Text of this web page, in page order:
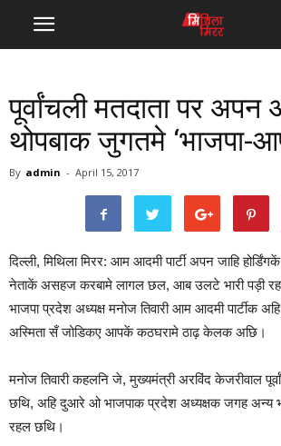
पूर्वांचली मतदाता पर अपन
थोपबाक जुगतमे ‘भाजपा-
By admin - April 15, 2017
दिल्ली, मिथिला मिरर: आम आदमी पार्टी अपन जाहि
नेताकें असहज करबामे लागल छल, आब उलटे भारी पड़ी
भाजपा प्रदेश अध्यक्ष मनोज तिवारी आम आदमी पार्टीक
अस्मिता सँ जोडिकए आपकें कठघरामे ठाढ़ केलक अछि।
मनोज तिवारी कहलनि जे, मुख्यमंत्री अरविंद केजरीवाल
छथि, अहि दुआरे ओ भाजपाक प्रदेश अध्यक्षक जगह अन्य
रहल छथि।